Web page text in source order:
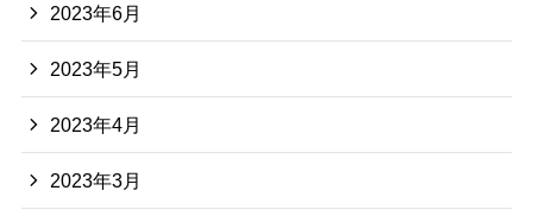
2023年6月
2023年5月
2023年4月
2023年3月